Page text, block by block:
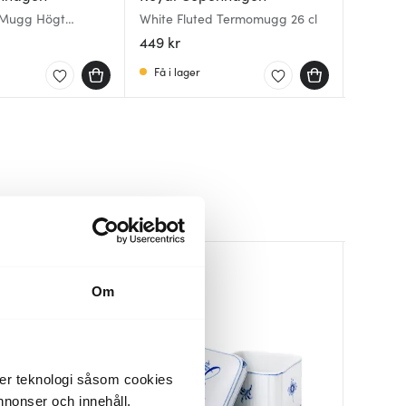
Om
teknologi såsom cookies
och innehåll,
Högt
White Fluted Termomugg 26 cl
449 kr
Få i lager